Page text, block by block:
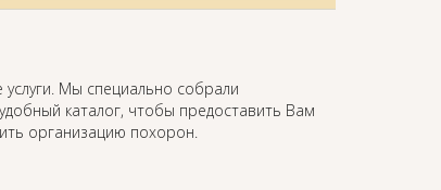
Мы специально собрали
каталог, чтобы предоставить Вам
организацию похорон.